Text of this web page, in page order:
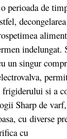
perioada de
indelungat.
un singur
frigiderului si a
Sharp de
cu diverse
cu